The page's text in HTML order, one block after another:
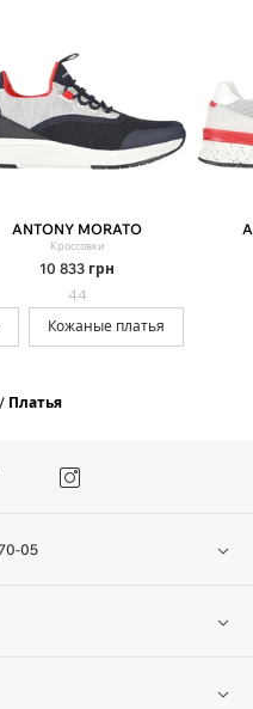
ANTONY MORATO
Кроссовки
10 833 грн
44
Кожаные платья
Платья
05